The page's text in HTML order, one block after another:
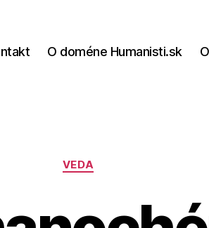
O doméne Humanisti.sk
Kategórie
VEDA